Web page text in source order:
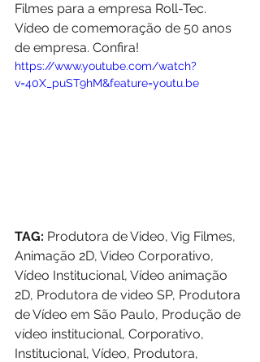
Filmes para a empresa Roll-Tec.
Vídeo de comemoração de 50 anos
de empresa. Confira!
https://www.youtube.com/watch?
v=40X_puST9hM&feature=youtu.be
TAG: Produtora de Video, Vig Filmes,
Animação 2D, Video Corporativo,
Vídeo Institucional, Vídeo animação
2D, Produtora de video SP, Produtora
de Vídeo em São Paulo, Produção de
vídeo institucional, Corporativo,
Institucional, Vídeo, Produtora,